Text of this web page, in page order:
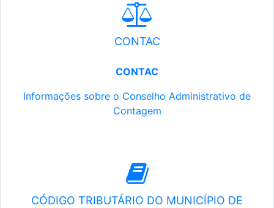
CONTAC
CONTAC
Informações sobre o Conselho Administrativo de
Contagem
CÓDIGO TRIBUTÁRIO DO MUNICÍPIO DE